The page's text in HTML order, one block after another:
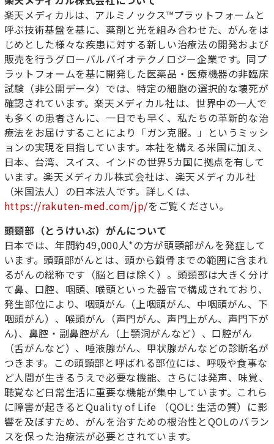
楽天メディカルは、アルミノックス™プラットフォームと
呼ぶ技術基盤を基に、薬剤と光を組み合わせた、がんをは
じめとした様々な疾患に対する新しい治療法の開発および
販売を行うグローバルバイオテクノロジー企業です。同プ
ラットフォームを基に開発した医薬品・医療機器の非臨床
試験（非公開データ）では、特定の細胞の選択的な壊死が
確認されています。楽天メディカル社は、世界中の一人で
も多くの患者さんに、一日でも早く、私たちの革新的な治
療法をお届けすることにより「ガン克服。」というミッシ
ョンの実現を目指しています。本社を構える米国に加え、
日本、台湾、スイス、インドの世界5カ国に拠点を有して
います。楽天メディカル株式会社は、楽天メディカル社
（米国法人）の日本法人です。詳しくは、
https://rakuten-med.com/jp/をご覧ください。
頭頸部（とうけいぶ）がんについて
日本では、年間約49,000人*の方が頭頸部がんを発症して
います。頭頸部がんとは、頭から鎖骨までの範囲に含まれ
るがんの総称です（脳と目は除く）。頭頸部は大きく分け
て鼻、口腔、咽頭、喉頭といった器官で構成されており、
発生部位により、咽頭がん（上咽頭がん、中咽頭がん、下
咽頭がん）、喉頭がん（声門がん、声門上がん、声門下が
ん)、鼻腔・副鼻腔がん（上顎洞がんなど）、口腔がん
（舌がんなど）、唾液腺がん、甲状腺がんなどの診断名が
つきます。この頭頸部と呼ばれる部位には、呼吸や食事な
ど人間が生きるうえで必要な機能、さらには発声、味覚、
聴覚など日常生活に重要な機能が集中しています。これら
に障害が起きるとQuality of Life （QOL: 生活の質）に影
響を及ぼすため、がんを治すための根治性とQOLのバラン
スを保った治療法が必要とされています。